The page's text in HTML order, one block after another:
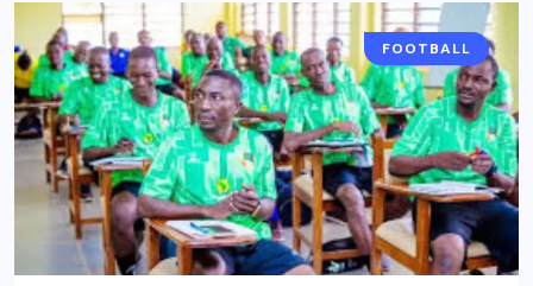
FOOTBALL